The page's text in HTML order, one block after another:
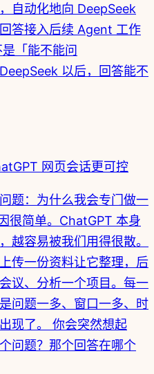
自动化地向 DeepSeek
答接入后续 Agent 工作
「能不能问
以后，回答能不
网页会话更可控
题：为什么我会专门做一
很简单。ChatGPT 本身
越容易被我们用得很散。
传一份资料让它整理，后
议、分析一个项目。每一
问题一多、窗口一多、时
现了。 你会突然想起
问题？那个回答在哪个